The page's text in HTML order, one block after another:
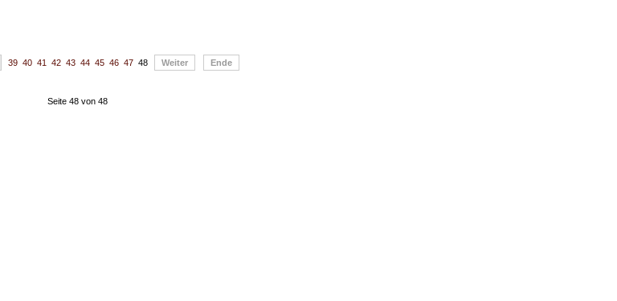
39 40 41 42 43 44 45 46 47 48 Weiter Ende
Seite 48 von 48